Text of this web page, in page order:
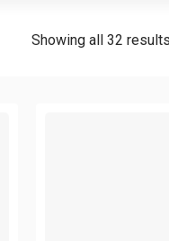
Showing all 32 results